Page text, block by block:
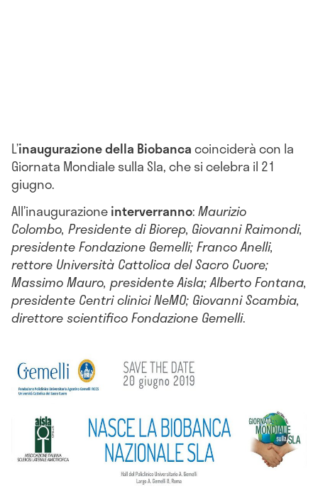
L’inaugurazione della Biobancacoinciderà con la
Giornata Mondiale sulla Sla, che si celebra il 21
giugno.
All’inaugurazioneinterverranno:Maurizio
Colombo, Presidente di Biorep, Giovanni Raimondi,
presidente Fondazione Gemelli; Franco Anelli,
rettore Università Cattolica del Sacro Cuore;
Massimo Mauro, presidente Aisla; Alberto Fontana,
presidente Centri clinici NeMO; Giovanni Scambia,
direttore scientifico Fondazione Gemelli.